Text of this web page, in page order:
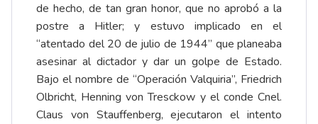
de hecho, de tan gran honor, que no aprobó a la
postre a Hitler; y estuvo implicado en el
“atentado del 20 de julio de 1944” que planeaba
asesinar al dictador y dar un golpe de Estado.
Bajo el nombre de “Operación Valquiria”, Friedrich
Olbricht, Henning von Tresckow y el conde Cnel.
Claus von Stauffenberg, ejecutaron el intento